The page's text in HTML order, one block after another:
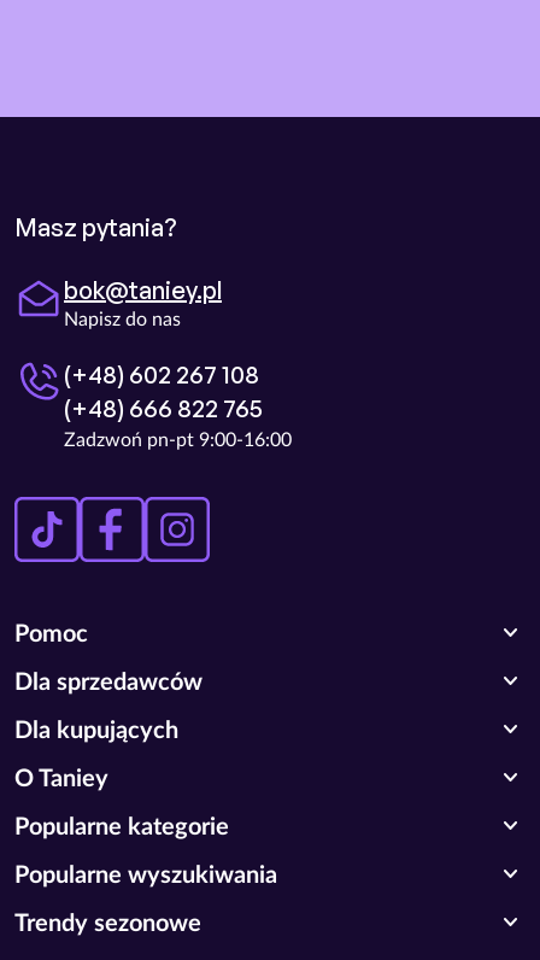
Masz pytania?
bok@taniey.pl
Napisz do nas
(+48) 602 267 108
(+48) 666 822 765
Zadzwoń pn-pt 9:00-16:00
Pomoc expand_more
Dla sprzedawców expand_more
Dla kupujących expand_more
O Taniey expand_more
Popularne kategorie expand_more
Popularne wyszukiwania expand_more
Trendy sezonowe expand_more